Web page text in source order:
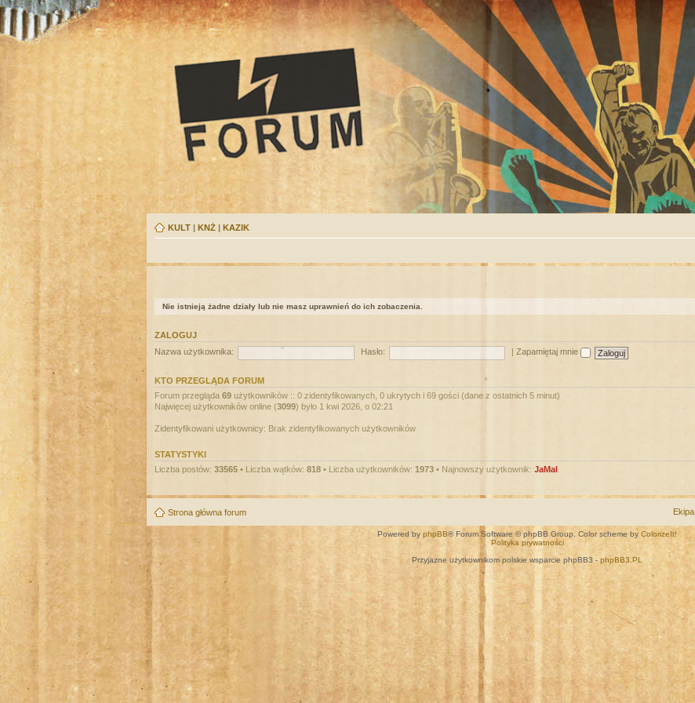
KULT | KNŻ | KAZIK
Nie istnieją żadne działy lub nie masz uprawnień do ich zobaczenia.
ZALOGUJ
Nazwa użytkownika:
Hasło: Zapamiętaj mnie
KTO PRZEGLĄDA FORUM
Forum przegląda 69 użytkowników :: 0 zidentyfikowanych, 0 ukrytych i 69 gości (dane z ostatnich 5 minut)
Najwięcej użytkowników online (3099) było 1 kwi 2026, o 02:21
Zidentyfikowani użytkownicy: Brak zidentyfikowanych użytkowników
STATYSTYKI
Liczba postów: 33565 • Liczba wątków: 818 • Liczba użytkowników: 1973 • Najnowszy użytkownik: JaMal
Strona główna forum Ekipa
Powered by phpBB® Forum Software © phpBB Group. Color scheme by ColorizeIt!
Polityka prywatności
Przyjazne użytkownikom polskie wsparcie phpBB3 - phpBB3.PL